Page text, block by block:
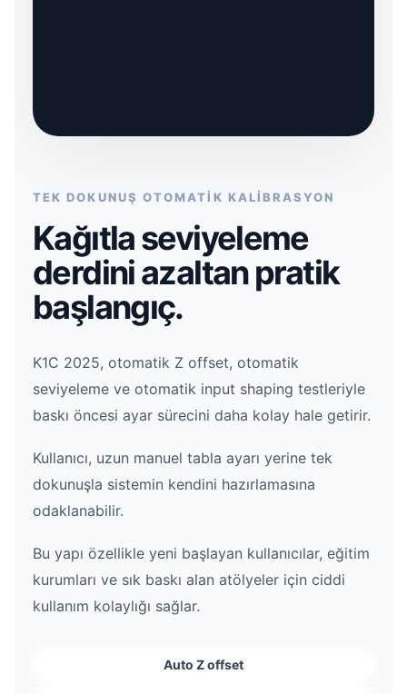
TEK DOKUNUŞ OTOMATİK KALİBRASYON
Kağıtla seviyeleme
derdini azaltan pratik
başlangıç.
K1C 2025, otomatik Z offset, otomatik
seviyeleme ve otomatik input shaping testleriyle
baskı öncesi ayar sürecini daha kolay hale getirir.
Kullanıcı, uzun manuel tabla ayarı yerine tek
dokunuşla sistemin kendini hazırlamasına
odaklanabilir.
Bu yapı özellikle yeni başlayan kullanıcılar, eğitim
kurumları ve sık baskı alan atölyeler için ciddi
kullanım kolaylığı sağlar.
Auto Z offset